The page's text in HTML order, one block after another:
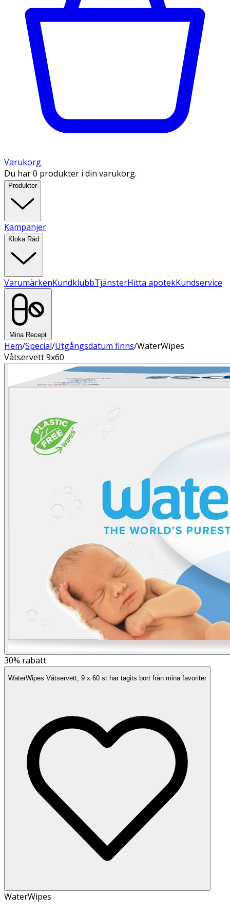
Varukorg
Du har 0 produkter i din varukorg.
Produkter
Kampanjer
Kloka Råd
VarumärkenKundklubbTjänsterHitta apotekKundservice
Mina Recept
Hem/Special/Utgångsdatum finns/WaterWipes
Våtservett 9x60
30% rabatt
WaterWipes Våtservett, 9 x 60 st har tagits bort från mina favoriter
WaterWipes